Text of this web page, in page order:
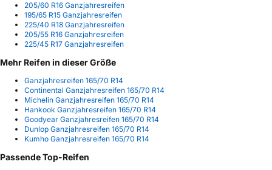
205/60 R16 Ganzjahresreifen
195/65 R15 Ganzjahresreifen
225/40 R18 Ganzjahresreifen
205/55 R16 Ganzjahresreifen
225/45 R17 Ganzjahresreifen
Mehr Reifen in dieser Größe
Ganzjahresreifen 165/70 R14
Continental Ganzjahresreifen 165/70 R14
Michelin Ganzjahresreifen 165/70 R14
Hankook Ganzjahresreifen 165/70 R14
Goodyear Ganzjahresreifen 165/70 R14
Dunlop Ganzjahresreifen 165/70 R14
Kumho Ganzjahresreifen 165/70 R14
Passende Top-Reifen